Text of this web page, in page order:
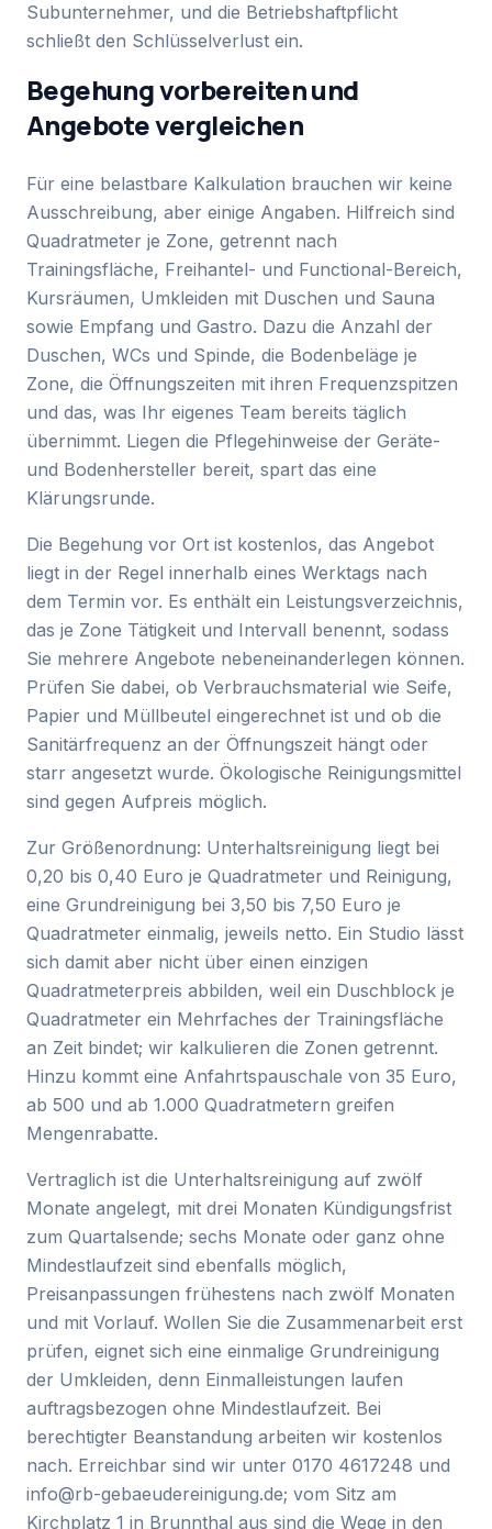
Subunternehmer, und die Betriebshaftpflicht
schließt den Schlüsselverlust ein.
Begehung vorbereiten und
Angebote vergleichen
Für eine belastbare Kalkulation brauchen wir keine
Ausschreibung, aber einige Angaben. Hilfreich sind
Quadratmeter je Zone, getrennt nach
Trainingsfläche, Freihantel- und Functional-Bereich,
Kursräumen, Umkleiden mit Duschen und Sauna
sowie Empfang und Gastro. Dazu die Anzahl der
Duschen, WCs und Spinde, die Bodenbeläge je
Zone, die Öffnungszeiten mit ihren Frequenzspitzen
und das, was Ihr eigenes Team bereits täglich
übernimmt. Liegen die Pflegehinweise der Geräte-
und Bodenhersteller bereit, spart das eine
Klärungsrunde.
Die Begehung vor Ort ist kostenlos, das Angebot
liegt in der Regel innerhalb eines Werktags nach
dem Termin vor. Es enthält ein Leistungsverzeichnis,
das je Zone Tätigkeit und Intervall benennt, sodass
Sie mehrere Angebote nebeneinanderlegen können.
Prüfen Sie dabei, ob Verbrauchsmaterial wie Seife,
Papier und Müllbeutel eingerechnet ist und ob die
Sanitärfrequenz an der Öffnungszeit hängt oder
starr angesetzt wurde. Ökologische Reinigungsmittel
sind gegen Aufpreis möglich.
Zur Größenordnung: Unterhaltsreinigung liegt bei
0,20 bis 0,40 Euro je Quadratmeter und Reinigung,
eine Grundreinigung bei 3,50 bis 7,50 Euro je
Quadratmeter einmalig, jeweils netto. Ein Studio lässt
sich damit aber nicht über einen einzigen
Quadratmeterpreis abbilden, weil ein Duschblock je
Quadratmeter ein Mehrfaches der Trainingsfläche
an Zeit bindet; wir kalkulieren die Zonen getrennt.
Hinzu kommt eine Anfahrtspauschale von 35 Euro,
ab 500 und ab 1.000 Quadratmetern greifen
Mengenrabatte.
Vertraglich ist die Unterhaltsreinigung auf zwölf
Monate angelegt, mit drei Monaten Kündigungsfrist
zum Quartalsende; sechs Monate oder ganz ohne
Mindestlaufzeit sind ebenfalls möglich,
Preisanpassungen frühestens nach zwölf Monaten
und mit Vorlauf. Wollen Sie die Zusammenarbeit erst
prüfen, eignet sich eine einmalige Grundreinigung
der Umkleiden, denn Einmalleistungen laufen
auftragsbezogen ohne Mindestlaufzeit. Bei
berechtigter Beanstandung arbeiten wir kostenlos
nach. Erreichbar sind wir unter 0170 4617248 und
info@rb-gebaeudereinigung.de; vom Sitz am
Kirchplatz 1 in Brunnthal aus sind die Wege in den